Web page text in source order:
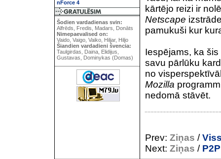
nForce 4
Šodien vardadienas svin:
Alfrēds, Fredis, Madars, Donāts
Nimepaevalised on:
Vaido, Vaigo, Vaiko, Hiljar, Hiljo
Šiandien vardadieni švencia:
Taulgirdas, Daina, Elidijus,
Gustavas, Dominykas (Domas)
kārtējo reizi ir
Netscape
pamukuši kur
Iespējams, ka
savu pārlūku
no
Mozilla
nedomā stāvēt.
Prev: Ziņas /
Next: Ziņas /